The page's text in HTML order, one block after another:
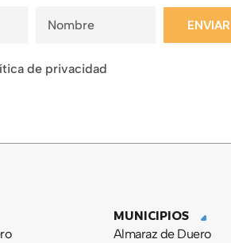
de privacidad
ENVIAR
MUNICIPIOS
Almaraz de Duero